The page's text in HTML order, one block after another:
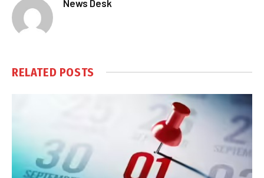
News Desk
RELATED POSTS